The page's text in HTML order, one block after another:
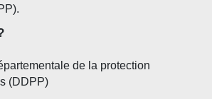
de la protection
(DDPP)